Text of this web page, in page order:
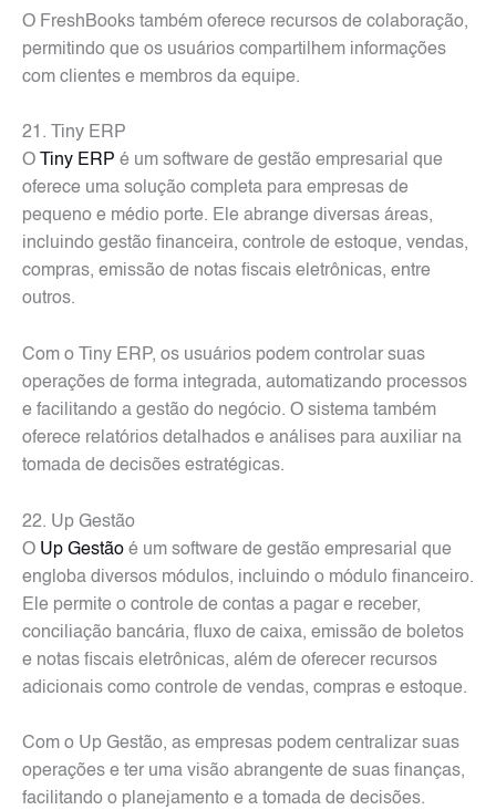
O FreshBooks também oferece recursos de colaboração,
permitindo que os usuários compartilhem informações
com clientes e membros da equipe.
21. Tiny ERP
O Tiny ERP é um software de gestão empresarial que
oferece uma solução completa para empresas de
pequeno e médio porte. Ele abrange diversas áreas,
incluindo gestão financeira, controle de estoque, vendas,
compras, emissão de notas fiscais eletrônicas, entre
outros.
Com o Tiny ERP, os usuários podem controlar suas
operações de forma integrada, automatizando processos
e facilitando a gestão do negócio. O sistema também
oferece relatórios detalhados e análises para auxiliar na
tomada de decisões estratégicas.
22. Up Gestão
O Up Gestão é um software de gestão empresarial que
engloba diversos módulos, incluindo o módulo financeiro.
Ele permite o controle de contas a pagar e receber,
conciliação bancária, fluxo de caixa, emissão de boletos
e notas fiscais eletrônicas, além de oferecer recursos
adicionais como controle de vendas, compras e estoque.
Com o Up Gestão, as empresas podem centralizar suas
operações e ter uma visão abrangente de suas finanças,
facilitando o planejamento e a tomada de decisões.